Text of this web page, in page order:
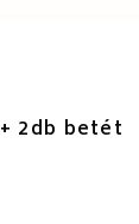
2db betét